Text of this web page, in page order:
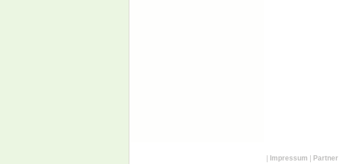
Impressum Partner|